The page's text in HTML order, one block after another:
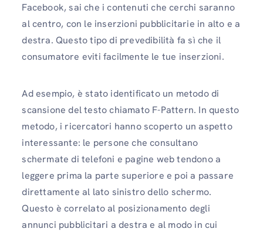
Facebook, sai che i contenuti che cerchi saranno
al centro, con le inserzioni pubblicitarie in alto e a
destra. Questo tipo di prevedibilità fa sì che il
consumatore eviti facilmente le tue inserzioni.
Ad esempio, è stato identificato un metodo di
scansione del testo chiamato F-Pattern. In questo
metodo, i ricercatori hanno scoperto un aspetto
interessante: le persone che consultano
schermate di telefoni e pagine web tendono a
leggere prima la parte superiore e poi a passare
direttamente al lato sinistro dello schermo.
Questo è correlato al posizionamento degli
annunci pubblicitari a destra e al modo in cui